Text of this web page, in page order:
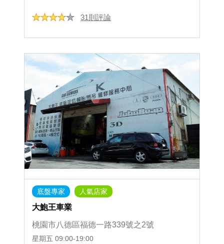
31則評論
底盤專家 人氣店家
大鮑王車業
桃園市八德區福德一路339號之2號
星期五 09:00-19:00